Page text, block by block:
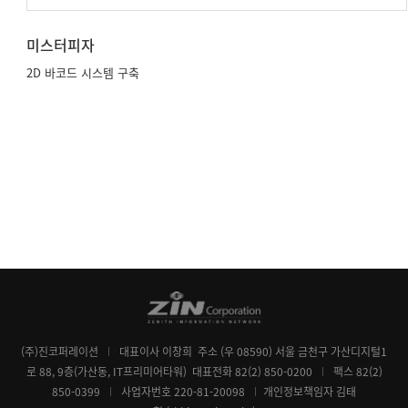
하이트 진로
통합 설비 자재 창고 WMS 고도화
(주)진코퍼레이션 대표이사 이창희 주소 (우 08590) 서울 금천구 가산디지털1
로 88, 9층(가산동, IT프리미어타워) 대표전화 82(2) 850-0200
팩스 82(2)
850-0399
사업자번호 220-81-20098
개인정보책임자 김태